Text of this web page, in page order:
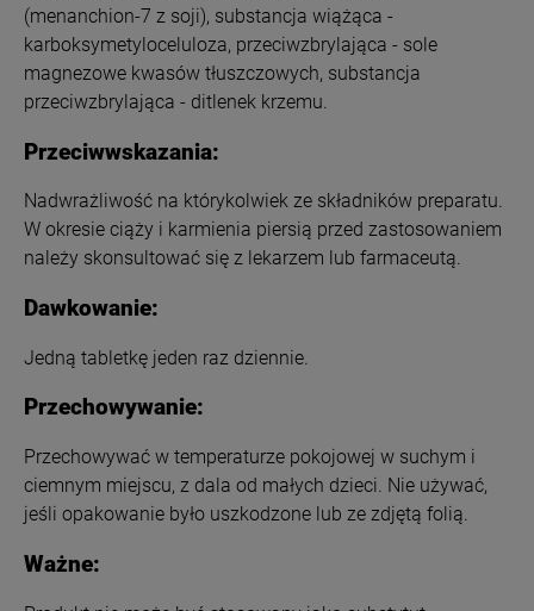
(menanchion-7 z soji), substancja wiążąca -
karboksymetyloceluloza, przeciwzbrylająca - sole
magnezowe kwasów tłuszczowych, substancja
przeciwzbrylająca - ditlenek krzemu.
Przeciwwskazania:
Nadwrażliwość na którykolwiek ze składników preparatu.
W okresie ciąży i karmienia piersią przed zastosowaniem
należy skonsultować się z lekarzem lub farmaceutą.
Dawkowanie:
Jedną tabletkę jeden raz dziennie.
Przechowywanie:
Przechowywać w temperaturze pokojowej w suchym i
ciemnym miejscu, z dala od małych dzieci. Nie używać,
jeśli opakowanie było uszkodzone lub ze zdjętą folią.
Ważne: